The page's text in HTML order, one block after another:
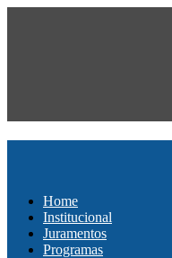
Home
Institucional
Juramentos
Programas